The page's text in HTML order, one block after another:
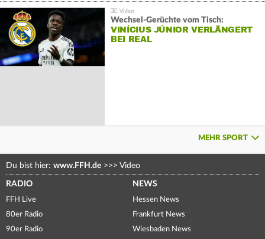
Wechsel-Gerüchte vom Tisch:
VINÍCIUS JÚNIOR VERLÄNGERT
BEI REAL
MEHR SPORT
Du bist hier: www.FFH.de >>> Video
RADIO
FFH Live
80er Radio
90er Radio
NEWS
Hessen News
Frankfurt News
Wiesbaden News